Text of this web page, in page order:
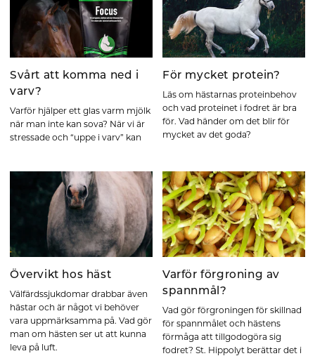
Svårt att komma ned i
varv?
Varför hjälper ett glas varm mjölk
när man inte kan sova? När vi är
stressade och “uppe i varv” kan
För mycket protein?
Läs om hästarnas proteinbehov
och vad proteinet i fodret är bra
för. Vad händer om det blir för
mycket av det goda?
Övervikt hos häst
Välfärdssjukdomar drabbar även
hästar och är något vi behöver
vara uppmärksamma på. Vad gör
man om hästen ser ut att kunna
leva på luft.
Varför förgroning av
spannmål?
Vad gör förgroningen för skillnad
för spannmålet och hästens
förmåga att tillgodogöra sig
fodret? St. Hippolyt berättar det i